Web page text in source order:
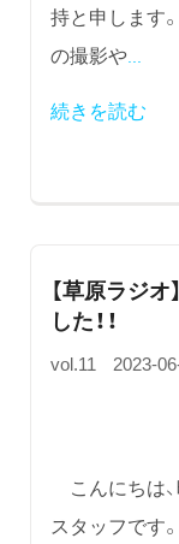
持と申します
の撮影や...
続きを読む
【草原ラジ
した！！
vol.11 2023-
こんにちは
スタッフです。